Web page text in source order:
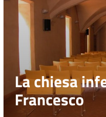
La chiesa
Francesco